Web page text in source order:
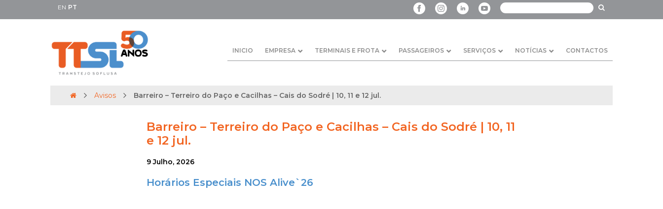
EN PT
INICIO EMPRESA TERMINAIS E FROTA PASSAGEIROS SERVIÇOS NOTÍCIAS CONTACTOS
Avisos Barreiro – Terreiro do Paço e Cacilhas – Cais do Sodré | 10, 11 e 12 jul.
Barreiro – Terreiro do Paço e Cacilhas – Cais do Sodré | 10, 11
e 12 jul.
9 Julho, 2026
Horários Especiais NOS Alive`26